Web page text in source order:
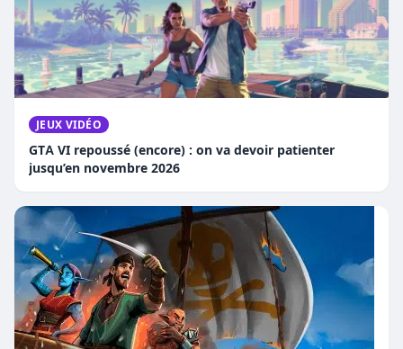
JEUX VIDÉO
GTA VI repoussé (encore) : on va devoir patienter
jusqu’en novembre 2026